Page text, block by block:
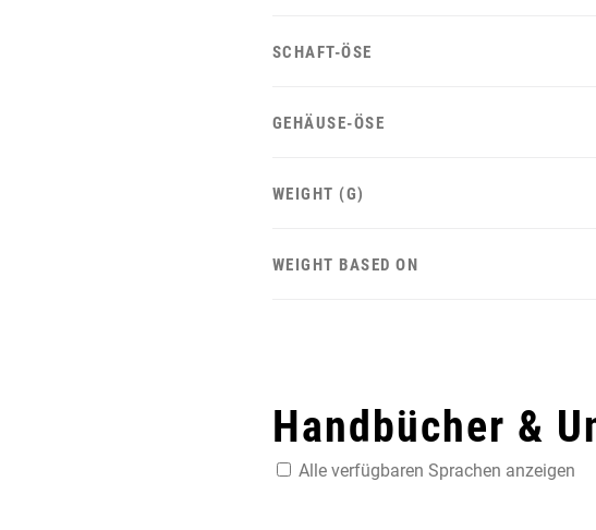
SCHAFT-ÖSE
GEHÄUSE-ÖSE
WEIGHT (G)
WEIGHT BASED ON
Handbücher &
Alle verfügbaren Sprachen anzeigen